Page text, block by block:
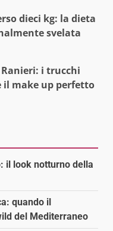
dieci kg: la dieta
svelata
i trucchi
il make up perfetto
il look notturno della
quando il
del Mediterraneo